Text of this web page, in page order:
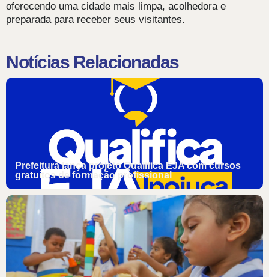
oferecendo uma cidade mais limpa, acolhedora e
preparada para receber seus visitantes.
Notícias Relacionadas
Prefeitura lança projeto Qualifica EJA com cursos
gratuitos de formação profissional